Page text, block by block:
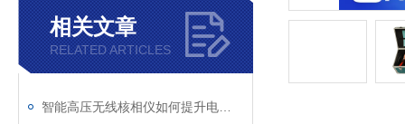
相关文章
RELATED ARTICLES